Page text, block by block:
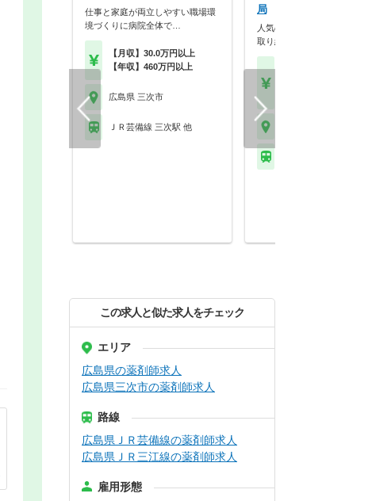
仕事と家庭が両立しやすい職場環
境づくりに病院全体で…
【月収】30.0万円以上
【年収】460万円以上
広島県 三次市
ＪＲ芸備線 三次駅 他
局
人気の求人です◎積極的に仕
取り組むスタッフ募集…
この求人と似た求人をチェック
エリア
広島県の薬剤師求人
広島県三次市の薬剤師求人
路線
広島県ＪＲ芸備線の薬剤師求人
広島県ＪＲ三江線の薬剤師求人
雇用形態